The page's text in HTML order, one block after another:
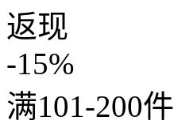
返现
-15%
满101-200件